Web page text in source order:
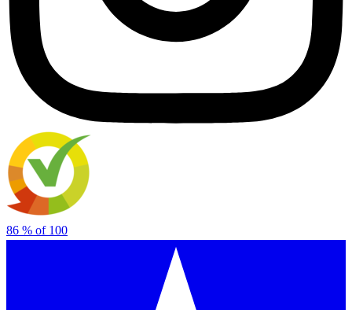
86 % of 100